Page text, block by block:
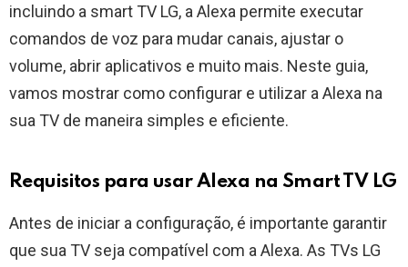
incluindo a smart TV LG, a Alexa permite executar
comandos de voz para mudar canais, ajustar o
volume, abrir aplicativos e muito mais. Neste guia,
vamos mostrar como configurar e utilizar a Alexa na
sua TV de maneira simples e eficiente.
Requisitos para usar Alexa na Smart TV LG
Antes de iniciar a configuração, é importante garantir
que sua TV seja compatível com a Alexa. As TVs LG